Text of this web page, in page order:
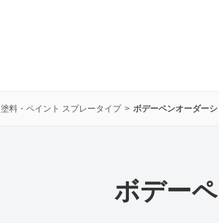
塗料・ペイント スプレータイプ ボデーペンオーダー
ボデー